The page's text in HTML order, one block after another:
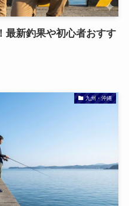
最新釣果や初心者おすす
九州・沖縄